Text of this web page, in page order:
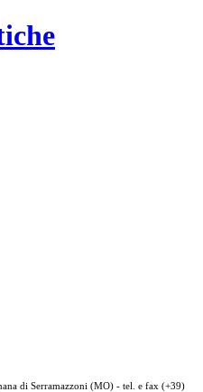
di Serramazzoni (MO) - tel. e fax (+39)